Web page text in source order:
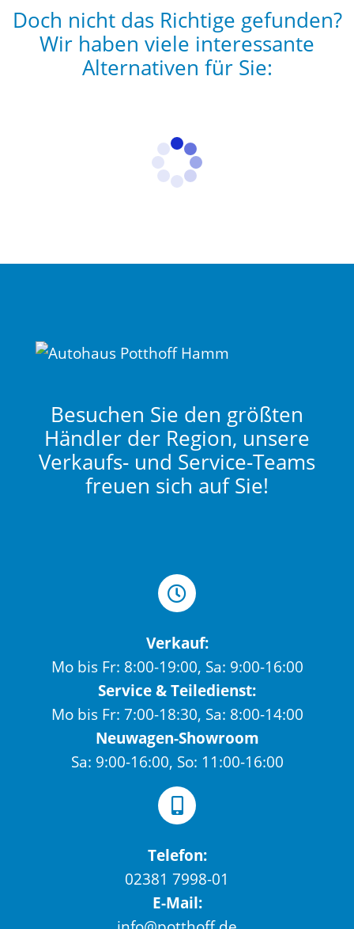
Doch nicht das Richtige gefunden?
Wir haben viele interessante
Alternativen für Sie:
Besuchen Sie den größten
Händler der Region, unsere
Verkaufs- und Service-Teams
freuen sich auf Sie!
Verkauf:
Mo bis Fr: 8:00-19:00, Sa: 9:00-16:00
Service & Teiledienst:
Mo bis Fr: 7:00-18:30, Sa: 8:00-14:00
Neuwagen-Showroom
Sa: 9:00-16:00, So: 11:00-16:00
Telefon:
02381 7998-01
E-Mail: